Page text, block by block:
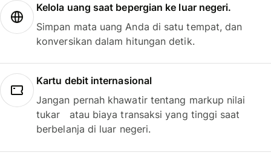
Kelola uang saat bepergian ke luar negeri.
Simpan mata uang Anda di satu tempat, dan
konversikan dalam hitungan detik.
Kartu debit internasional
Jangan pernah khawatir tentang markup nilai
tukar atau biaya transaksi yang tinggi saat
berbelanja di luar negeri.